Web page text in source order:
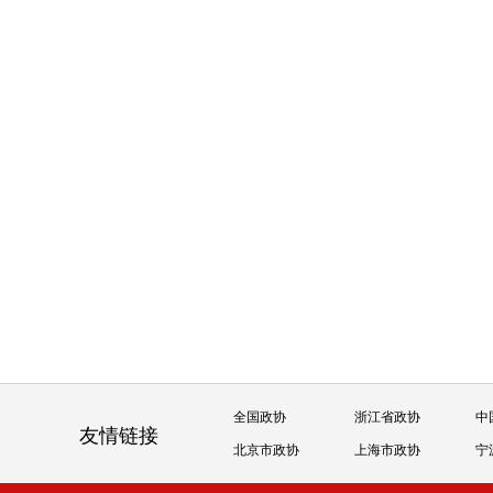
友情链接
全国政协 浙江省政协 中
北京市政协 上海市政协 宁